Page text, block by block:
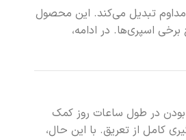
مداوم تبدیل می‌کند. این محصول
اسپری‌ها. در ادامه،
در طول ساعات روز کمک
کامل از تعریق. با این حال،